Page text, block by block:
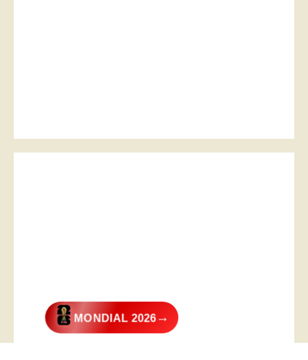
MONDIAL 2026→